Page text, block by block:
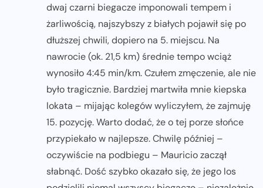
dwaj czarni biegacze imponowali tempem i
żarliwością, najszybszy z białych pojawił się po
dłuższej chwili, dopiero na 5. miejscu. Na
nawrocie (ok. 21,5 km) średnie tempo wciąż
wynosiło 4:45 min/km. Czułem zmęczenie, ale nie
było tragicznie. Bardziej martwiła mnie kiepska
lokata – mijając kolegów wyliczyłem, że zajmuję
15. pozycję. Warto dodać, że o tej porze słońce
przypiekało w najlepsze. Chwilę później –
oczywiście na podbiegu – Mauricio zaczął
słabnąć. Dość szybko okazało się, że jego los